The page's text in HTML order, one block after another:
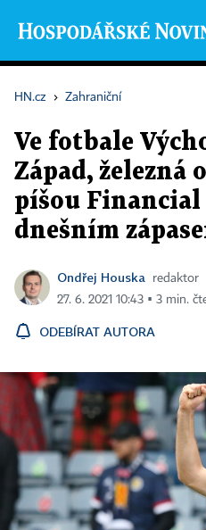
HN.cz › Zahraniční
Ve fotbale
Západ, železná
píšou Financial
dnešním
Ondřej Houska
redaktor
27. 6. 2021 10:43 ▪ 3 min.
ODEBÍRAT AUTORA